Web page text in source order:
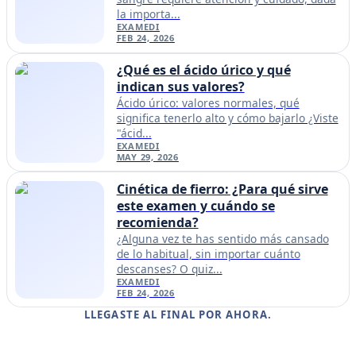
la importa...
EXAMEDI
FEB 24, 2026
¿Qué es el ácido úrico y qué
indican sus valores?
Ácido úrico: valores normales, qué
significa tenerlo alto y cómo bajarlo ¿Viste
"ácid...
EXAMEDI
MAY 29, 2026
Cinética de fierro: ¿Para qué sirve
este examen y cuándo se
recomienda?
¿Alguna vez te has sentido más cansado
de lo habitual, sin importar cuánto
descanses? O quiz...
EXAMEDI
FEB 24, 2026
LLEGASTE AL FINAL POR AHORA.